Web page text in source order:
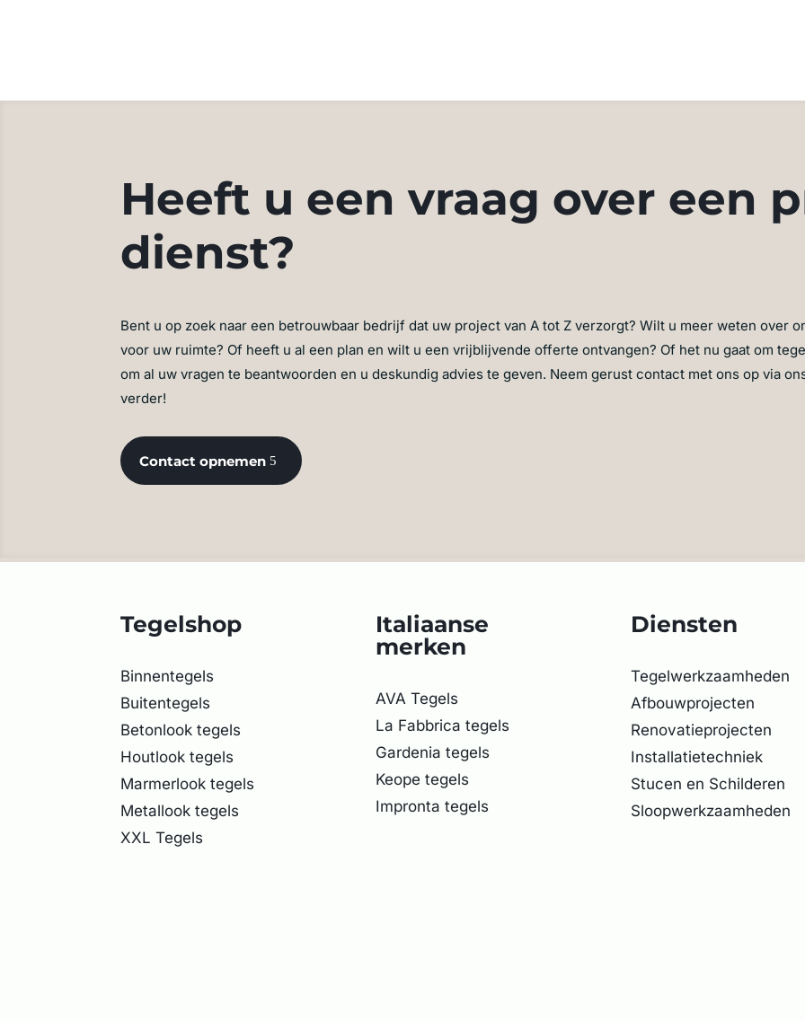
Heeft u een vraag over een
dienst?
Bent u op zoek naar een betrouwbaar bedrijf dat uw project van A tot Z verzorgt? Wilt u meer weten over
voor uw ruimte? Of heeft u al een plan en wilt u een vrijblijvende offerte ontvangen? Of het nu gaat om
om al uw vragen te beantwoorden en u deskundig advies te geven. Neem gerust contact met ons op via
verder!
Contact opnemen
Tegelshop
Binnentegels
Buitentegels
Betonlook tegels
Houtlook tegels
Marmerlook tegels
Metallook tegels
XXL Tegels
Italiaanse
merken
AVA Tegels
La Fabbrica tegels
Gardenia tegels
Keope tegels
Impronta tegels
Diensten
Tegelwerkzaamheden
Afbouwprojecten
Renovatieprojecten
Installatietechniek
Stucen en Schilderen
Sloopwerkzaamheden